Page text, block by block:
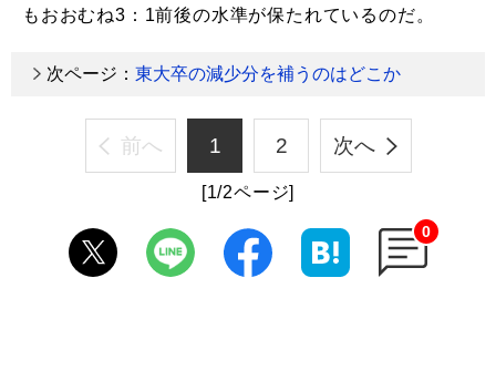
もおおむね3：1前後の水準が保たれているのだ。
次ページ： 東大卒の減少分を補うのはどこか
前へ 1 2 次へ
[1/2ページ]
0